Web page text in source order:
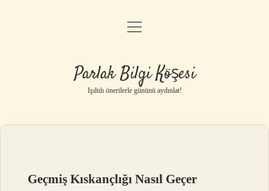
Anasayfa
Yasal Uyarı
menüyü
Parlak Bilgi Köşesi
Işıltılı önerilerle gününü aydınlat!
Geçmiş Kıskançlığı Nasıl Geçer